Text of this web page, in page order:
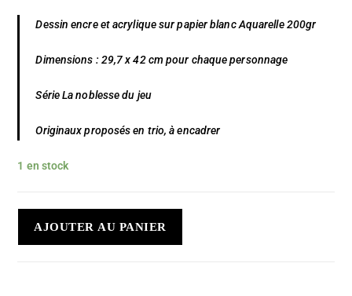
Dessin encre et acrylique sur papier blanc Aquarelle 200gr
Dimensions : 29,7 x 42 cm pour chaque personnage
Série La noblesse du jeu
Originaux proposés en trio, à encadrer
1 en stock
AJOUTER AU PANIER